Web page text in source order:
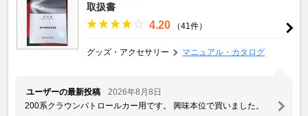
取扱書
4.20 （41件）
グッズ・アクセサリー マニュアル・カタログ
ユーザーの最新投稿
2026年8月8日
200系クラウンパトロールカー用です。 興味本位で買いました。